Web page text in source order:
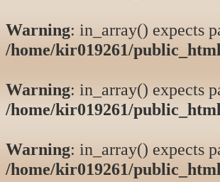
Warning: in_array() expects
/home/kir019261/
Warning: in_array() expects
/home/kir019261/
Warning: in_array() expects
/home/kir019261/